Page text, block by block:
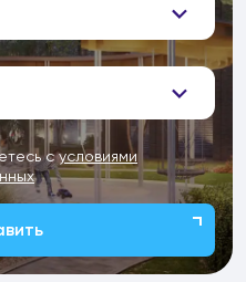
сусловиями